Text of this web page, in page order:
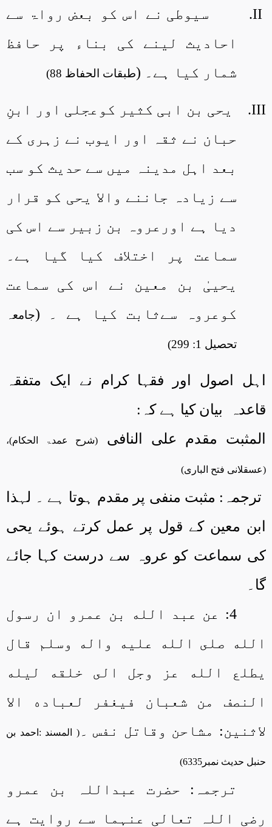
II.
سیوطی نے اس کو بعض رواۃ سے
احادیث لینے کی بناء پر حافظ
شمار کیا ہے۔ (طبقات الحفاظ 88)
III.
یحی بن ابی کثیر کوعجلی اور ابنِ
حبان نے ثقہ اور ایوب نے زہری کے
بعد اہل مدینہ میں سے حدیث کو سب
سے زیادہ جاننے والا یحی کو قرار
دیا ہے اورعروہ بن زبیر سے اس کی
سماعت پر اختلاف کیا گیا ہے۔
یحییٰ بن معین نے اس کی سماعت
کوعروہ سےثابت کیا ہے ۔ (جامعہ
تحصیل 1: 299)
اہل اصول اور فقہا کرام نے ایک متفقہ
قاعدہ
بیان کیا ہے کہ:
المثبت مقدم علی النافی
(شرح عمدۃ الحکام)،
(عسقلانی فتح الباری)
ترجمہ: مثبت منفی پر مقدم ہوتا ہے ۔ لہذا
ابن معین کے قول پر عمل کرتے ہوئے یحی
کی سماعت کو عروہ سے درست کہا جائے
گا۔
4: عن عبد الله بن عمرو ان رسول
الله صلى الله عليه واله وسلم قال
يطلع الله عز وجل الى خلقه ليله
النصف من شعبان فيغفر لعباده الا
لاثنین: مشاحن وقاتل نفس ۔( المسند :احمد بن
حنبل حدیث نمبر6335)
ترجمہ: حضرت عبداللہ بن عمرو
رضی اللہ تعالی عنہما سے روایت ہے